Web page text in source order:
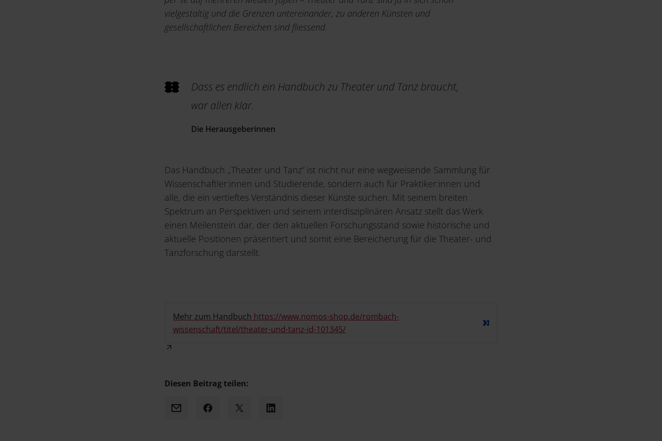
vielgestaltig und die Grenzen untereinander, zu anderen Künsten und
gesellschaftlichen Bereichen sind fliessend.
Dass es endlich ein Handbuch zu Theater und Tanz braucht,
war allen klar.
Die Herausgeberinnen
Das Handbuch „Theater und Tanz“ ist nicht nur eine wegweisende Sammlung für
Wissenschaftler:innen und Studierende, sondern auch für Praktiker:innen und
alle, die ein vertieftes Verständnis dieser Künste suchen. Mit seinem breiten
Spektrum an Perspektiven und seinem interdisziplinären Ansatz stellt das Werk
einen Meilenstein dar, der den aktuellen Forschungsstand sowie historische und
aktuelle Positionen präsentiert und somit eine Bereicherung für die Theater- und
Tanzforschung darstellt.
Mehr zum Handbuch https://www.nomos-shop.de/rombach-
wissenschaft/titel/theater-und-tanz-id-101345/
Diesen Beitrag teilen:
Mail Facebook
X LinkedIn